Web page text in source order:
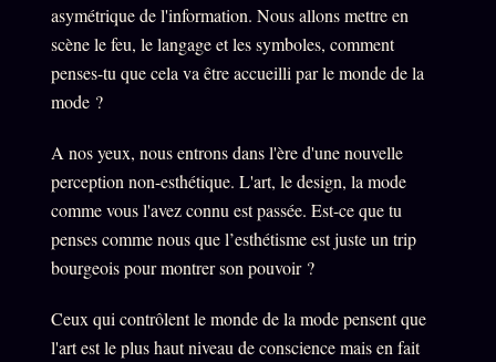
asymétrique de l'information. Nous allons mettre en
scène le feu, le langage et les symboles, comment
penses-tu que cela va être accueilli par le monde de la
mode ?
A nos yeux, nous entrons dans l'ère d'une nouvelle
perception non-esthétique. L'art, le design, la mode
comme vous l'avez connu est passée. Est-ce que tu
penses comme nous que l’esthétisme est juste un trip
bourgeois pour montrer son pouvoir ?
Ceux qui contrôlent le monde de la mode pensent que
l'art est le plus haut niveau de conscience mais en fait